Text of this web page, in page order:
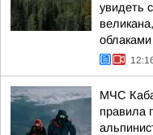
увидеть
облаками
МЧС
правила